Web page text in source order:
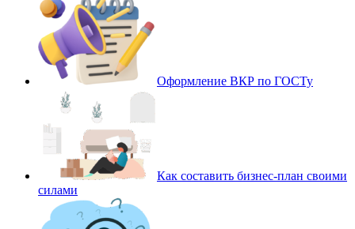
Оформление ВКР по ГОСТу
Как составить бизнес-план своими
силами